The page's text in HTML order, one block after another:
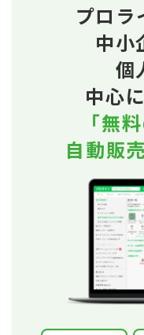
プロラ
中小
個
中心
「無
自動販